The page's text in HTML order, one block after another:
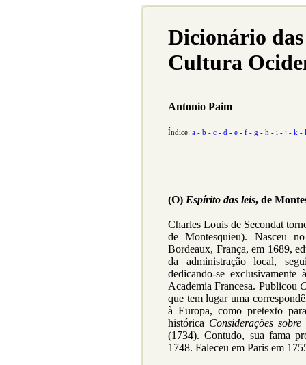
Dicionário
Cultura
Antonio Paim
Índice: a - b - c - d - e - f - g - h - i - j - k - l
(O) Espírito das leis, de
Charles Louis de Secondat
de Montesquieu). Nasceu
Bordeaux, França, em 1689,
da administração local,
dedicando-se
Academia Francesa. Publicou
que tem lugar uma
à Europa, como pretexto
histórica Considerações
(1734). Contudo, sua fama
1748. Faleceu em Paris em